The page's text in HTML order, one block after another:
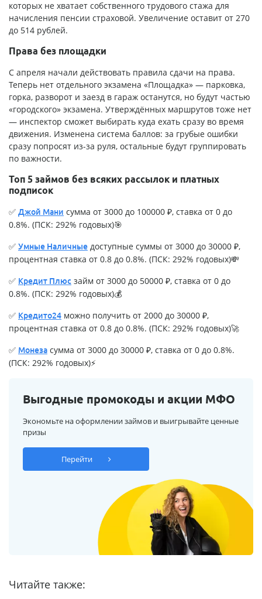
которых не хватает собственного трудового стажа для
начисления пенсии страховой. Увеличение оставит от 270
до 514 рублей.
Права без площадки
С апреля начали действовать правила сдачи на права.
Теперь нет отдельного экзамена «Площадка» — парковка,
горка, разворот и заезд в гараж останутся, но будут частью
«городского» экзамена. Утверждённых маршрутов тоже нет
— инспектор сможет выбирать куда ехать сразу во время
движения. Изменена система баллов: за грубые ошибки
сразу попросят из-за руля, остальные будут группировать
по важности.
Топ 5 займов без всяких рассылок и платных
подписок
✅ Джой Мани сумма от 3000 до 100000 ₽, ставка от 0 до
0.8%. (ПСК: 292% годовых)🎯
✅ Умные Наличные доступные суммы от 3000 до 30000 ₽,
процентная ставка от 0.8 до 0.8%. (ПСК: 292% годовых)💸
✅ Кредит Плюс займ от 3000 до 50000 ₽, ставка от 0 до
0.8%. (ПСК: 292% годовых)💰
✅ Кредито24 можно получить от 2000 до 30000 ₽,
процентная ставка от 0.8 до 0.8%. (ПСК: 292% годовых)🚀
✅ Монеза сумма от 3000 до 30000 ₽, ставка от 0 до 0.8%.
(ПСК: 292% годовых)⚡
Выгодные промокоды и акции МФО
Экономьте на оформлении займов и выигрывайте ценные
призы
Перейти
Читайте также: